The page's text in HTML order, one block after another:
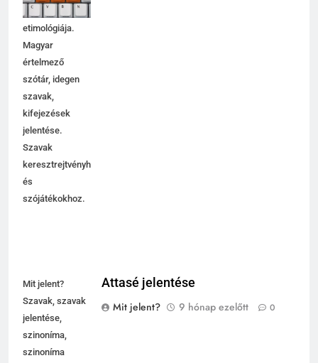
használata,
etimológiája.
Magyar
értelmező
szótár, idegen
szavak,
kifejezések
jelentése.
Szavak
keresztrejtvényhez
és
szójátékokhoz.
Mit jelent?
Szavak, szavak
jelentése,
szinoníma,
szinoníma
Attasé jelentése
Mit jelent?
9 hónap ezelőtt 0